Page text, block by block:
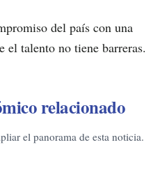
del país con una
talento no tiene barreras.
relacionado
el panorama de esta noticia.